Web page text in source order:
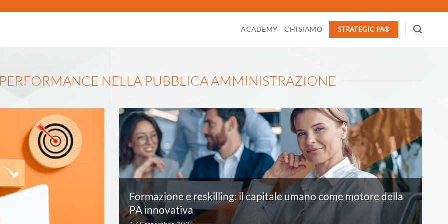
ACADEMY CHI SIAMO STRATEGIC PA®
NELLA PUBBLICA AMMINISTRAZIONE
Formazione e reskilling: il capitale umano come motore della
PA innovativa